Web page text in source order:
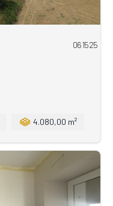
061525
4.080,00 m²